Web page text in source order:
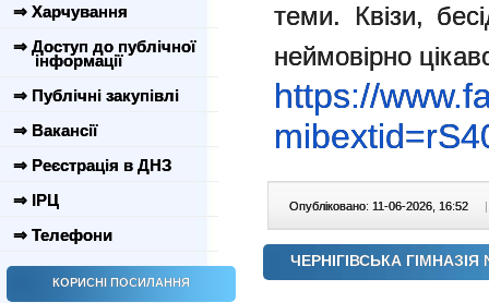
⇒ Харчування
⇒ Доступ до публічної
інформації
⇒ Публічні закупівлі
⇒ Вакансії
⇒ Реєстрація в ДНЗ
⇒ ІРЦ
⇒ Телефони
КОРИСНІ ПОСИЛАННЯ
теми. Квізи,
неймовірно
https://
Опубліковано: 11-06-2026, 16:52 |
ЧЕРНІГІВСЬКА